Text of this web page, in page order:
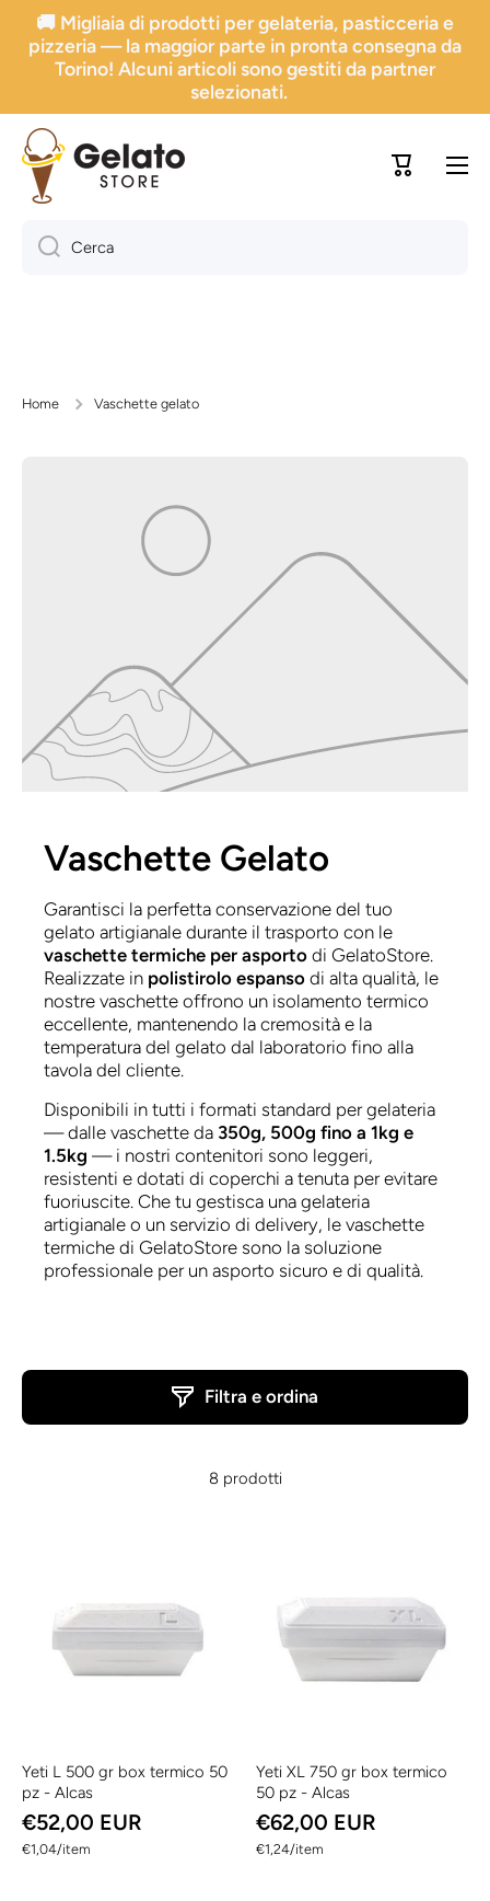
Vai direttamente ai contenuti
🚚 Migliaia di prodotti per gelateria, pasticceria e
pizzeria — la maggior parte in pronta consegna da
Torino! Alcuni articoli sono gestiti da partner
selezionati.
Carrello
Cerca
Home Vaschette gelato
Vaschette Gelato
Garantisci la perfetta conservazione del tuo
gelato artigianale durante il trasporto con le
vaschette termiche per asporto di GelatoStore.
Realizzate in polistirolo espanso di alta qualità, le
nostre vaschette offrono un isolamento termico
eccellente, mantenendo la cremosità e la
temperatura del gelato dal laboratorio fino alla
tavola del cliente.
Disponibili in tutti i formati standard per gelateria
— dalle vaschette da 350g, 500g fino a 1kg e
1.5kg — i nostri contenitori sono leggeri,
resistenti e dotati di coperchi a tenuta per evitare
fuoriuscite. Che tu gestisca una gelateria
artigianale o un servizio di delivery, le vaschette
termiche di GelatoStore sono la soluzione
professionale per un asporto sicuro e di qualità.
Filtra e ordina
8 prodotti
Yeti L 500 gr box termico 50
pz - Alcas
€52,00 EUR
€1,04/
per item
Yeti XL 750 gr box termico
50 pz - Alcas
€62,00 EUR
€1,24/
per item